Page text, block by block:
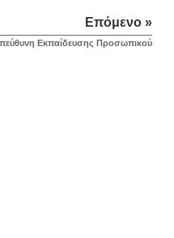
Επόμενο »
Εκπαίδευσης Προσωπικού